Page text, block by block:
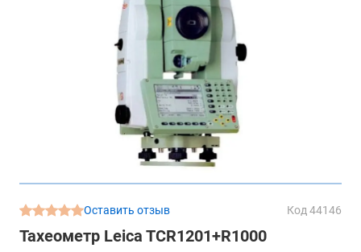
Оставить отзыв Код 44146
Тахеометр Leica TCR1201+R1000